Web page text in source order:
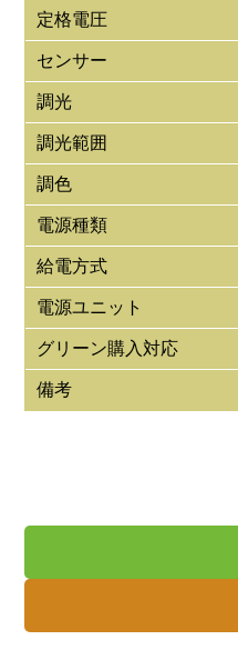
定格電圧
センサー
調光
調光範囲
調色
電源種類
給電方式
電源ユニット
グリーン購入対応
備考